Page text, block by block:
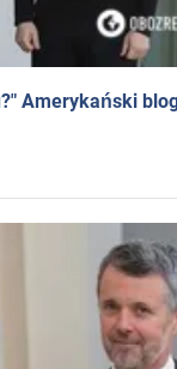
Amerykański